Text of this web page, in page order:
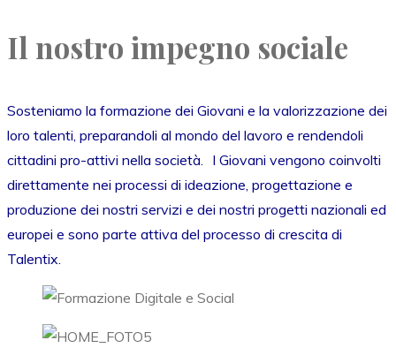
Il nostro impegno sociale
Sosteniamo la formazione dei Giovani e la valorizzazione dei
loro talenti, preparandoli al mondo del lavoro e rendendoli
cittadini pro-attivi nella società. I Giovani vengono coinvolti
direttamente nei processi di ideazione, progettazione e
produzione dei nostri servizi e dei nostri progetti nazionali ed
europei e sono parte attiva del processo di crescita di
Talentix.